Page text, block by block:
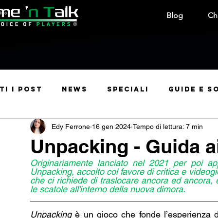
Blog
i post News Speciali Guide e
Manga e Anime Leak Rubriche
Manga e Fumetti Sconti Curiosità
Unpacking - Guida
Edy Ferrone 16 gen 2024 Tempo di lettura: 7 min
Originariamente lanciato nel 2021 per poi
Unpacking, accolto col favore di critica e
che ci richiede di traslocare ancora ed
le scatole all'interno della nuova dimora.
Unpacking è un gioco che fonde l’esperienza